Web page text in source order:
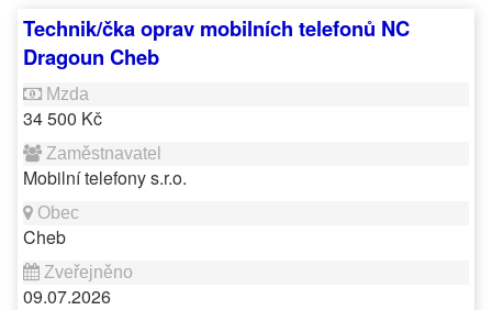
Technik/čka oprav mobilních telefonů NC
Dragoun Cheb
34 500 Kč
Mobilní telefony s.r.o.
Cheb
09.07.2026